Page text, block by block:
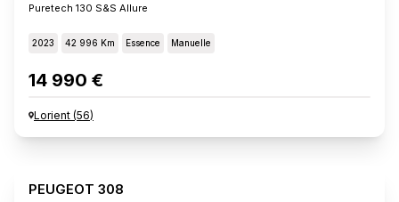
Puretech 130 S&s Allure
2023 42 996 Km Essence Manuelle
14 990 €
Lorient (56)
PEUGEOT 308